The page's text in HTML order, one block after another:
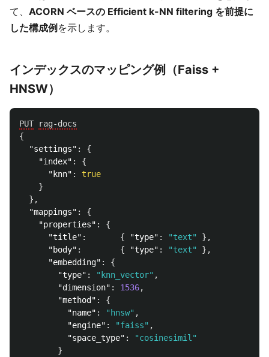
て、 ACORN ベースの Efficient k-NN filtering を前提に
した構成例 を示します。
インデックスのマッピング例（Faiss +
HNSW）
PUT
rag-docs
{
"settings" :
{
"index" :
{
"knn" :
true
}
},
"mappings" :
{
"properties" :
{
"title" : { "type" : "text"
},
"body" : { "type" : "text"
},
"embedding" :
{
"type" : "knn_vector" ,
"dimension" : 1536,
"method" :
{
"name" : "hnsw" ,
"engine" : "faiss" ,
"space_type" :
"cosinesimil"
}